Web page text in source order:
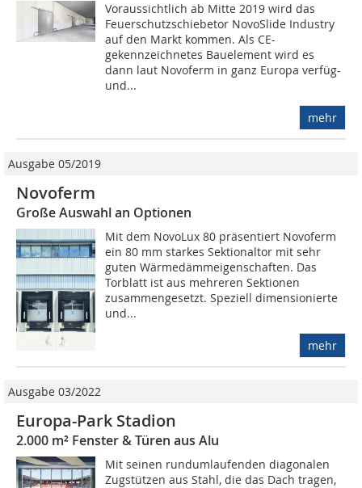
Voraussichtlich ab Mitte 2019 wird das
Feuerschutzschiebetor NovoSlide Industry
auf den Markt kommen. Als CE-
gekennzeichnetes Bauelement wird es
dann laut Novoferm in ganz Europa verfüg-
und...
mehr
Ausgabe 05/2019
Novoferm
Große Auswahl an Optionen
Mit dem NovoLux 80 präsentiert Novoferm
ein 80 mm starkes Sektionaltor mit sehr
guten Wärmedämmeigenschaften. Das
Torblatt ist aus mehreren Sektionen
zusammengesetzt. Speziell dimensionierte
und...
mehr
Ausgabe 03/2022
Europa-Park Stadion
2.000 m² Fenster & Türen aus Alu
Mit seinen rundumlaufenden diagonalen
Zugstützen aus Stahl, die das Dach tragen,